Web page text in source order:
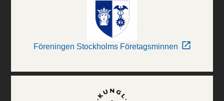
Föreningen Stockholms Företagsminnen